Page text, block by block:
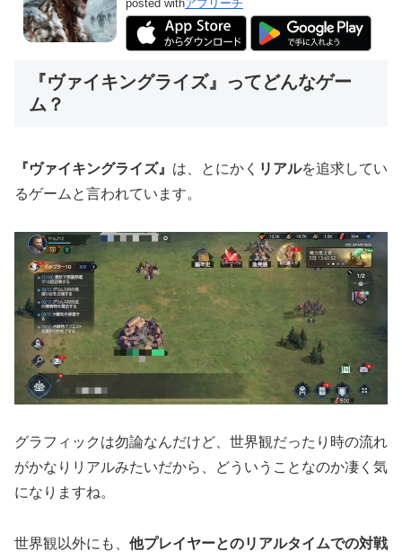
posted withアプリーチ
『ヴァイキングライズ』 ってどんなゲー
ム？
『ヴァイキングライズ』 は、とにかく リアルを追求してい
るゲームと言われています。
グラフィックは勿論なんだけど、世界観だったり時の流れ
がかなりリアルみたいだから、どういうことなのか凄く気
になりますね。
世界観以外にも、 他プレイヤーとのリアルタイムでの対戦